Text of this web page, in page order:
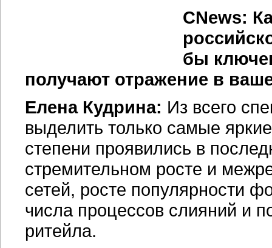
CNews:
бы
получают отражение в
Елена Кудрина: Из всего
выделить только самые
степени проявились в
стремительном росте и
сетей, росте популярности
числа процессов слияний и
ритейла.